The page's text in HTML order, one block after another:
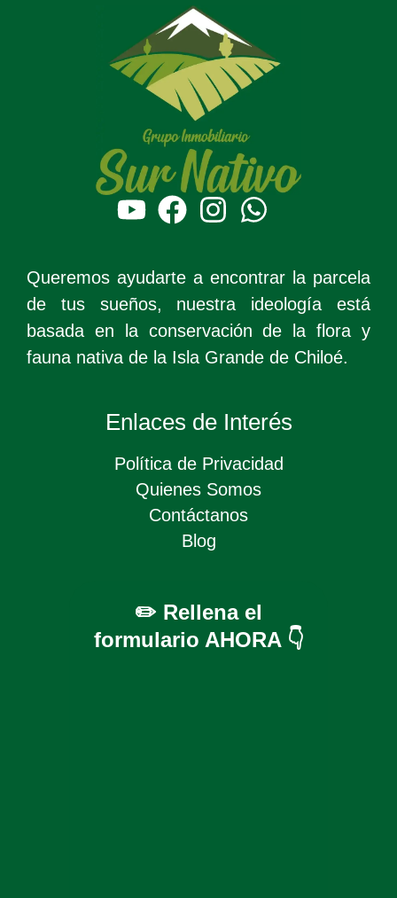
Queremos ayudarte a encontrar la parcela
de tus sueños, nuestra ideología está
basada en la conservación de la flora y
fauna nativa de la Isla Grande de Chiloé.
Enlaces de Interés
Política de Privacidad
Quienes Somos
Contáctanos
Blog
✏️ Rellena el
formulario AHORA 👇